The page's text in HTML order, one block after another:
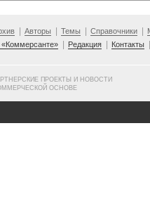
Авторы Темы Справочники
Редакция Контакты
ПРОЕКТЫ И НОВОСТИ
ОСНОВЕ